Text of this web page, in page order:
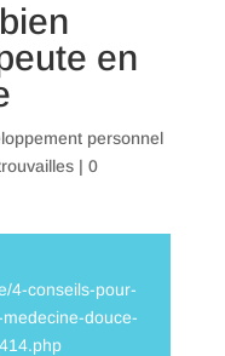
en
personnel
| 0
4-conseils-pour-
douce-